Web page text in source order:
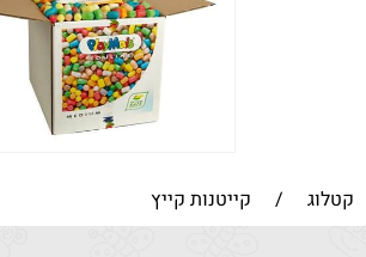
קטלוג / קייטנות קייץ